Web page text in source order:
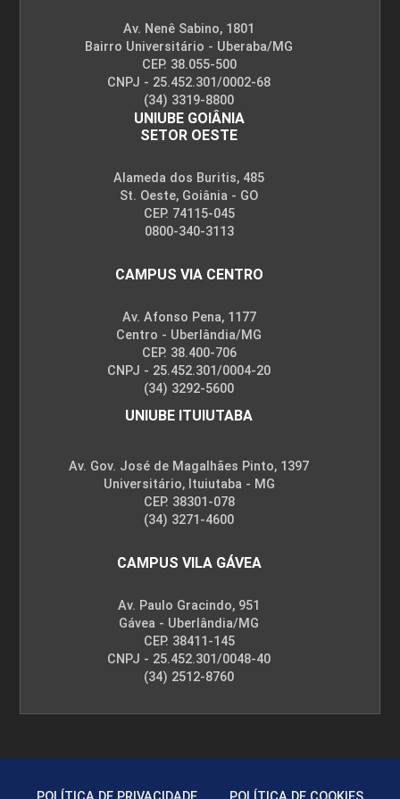
Av. Nenê Sabino, 1801
Bairro Universitário - Uberaba/MG
CEP. 38.055-500
CNPJ - 25.452.301/0002-68
(34) 3319-8800
UNIUBE GOIÂNIA
SETOR OESTE
Alameda dos Buritis, 485
St. Oeste, Goiânia - GO
CEP. 74115-045
0800-340-3113
CAMPUS VIA CENTRO
Av. Afonso Pena, 1177
Centro - Uberlândia/MG
CEP. 38.400-706
CNPJ - 25.452.301/0004-20
(34) 3292-5600
UNIUBE ITUIUTABA
Av. Gov. José de Magalhães Pinto, 1397
Universitário, Ituiutaba - MG
CEP. 38301-078
(34) 3271-4600
CAMPUS VILA GÁVEA
Av. Paulo Gracindo, 951
Gávea - Uberlândia/MG
CEP. 38411-145
CNPJ - 25.452.301/0048-40
(34) 2512-8760